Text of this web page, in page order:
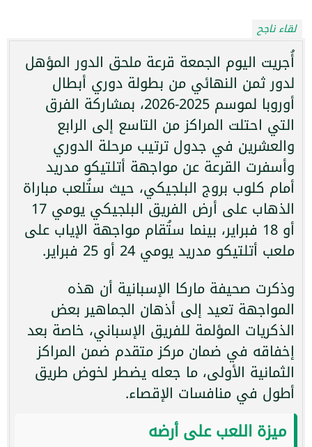
لقاء ناجح
أُجريت اليوم الجمعة قرعة ملحق الدور المؤهل
لدور ثمن النهائي من بطولة دوري أبطال
أوروبا لموسم 2025-2026، بمشاركة الفرق
التي احتلت المراكز من التاسع إلى الرابع
والعشرين في جدول ترتيب مرحلة الدوري
وأسفرت القرعة عن مواجهة أتلتيكو مدريد
أمام كلوب بروج البلجيكي، حيث ستُلعب مباراة
الذهاب على أرض الفريق البلجيكي يومي 17
أو 18 فبراير، بينما ستُقام مواجهة الإياب على
ملعب أتلتيكو مدريد يومي 24 أو 25 فبراير.
وذكرت صحيفة ماركا الإسبانية أن هذه
المواجهة تعيد إلى أذهان الجماهير بعض
الذكريات المؤلمة للفريق الإسباني، خاصة بعد
إخفاقه في ضمان مركز متقدم ضمن المراكز
الثمانية الأولى، ما جعله يضطر لخوض طريق
أطول في منافسات الإقصاء.
ميزة اللعب على أرضه